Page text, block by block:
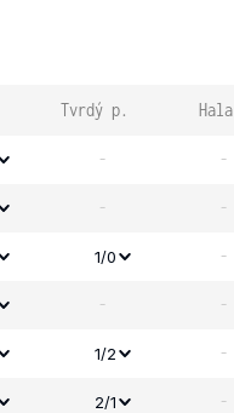
Tvrdý p. Hala
- -
- -
1/0 -
- -
1/2 -
2/1 -